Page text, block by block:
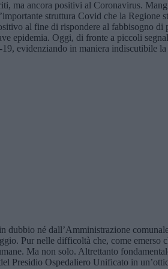
ma ancora positivi al Coronavirus.
struttura Covid che la
al fine di rispondere al
epidemia. Oggi, di fronte a piccoli
evidenziando in maniera indiscutibile
né dall’Amministrazione
Pur nelle difficoltà che, come emerso
Ma non solo. Altrettanto
Presidio Ospedaliero Unificato in